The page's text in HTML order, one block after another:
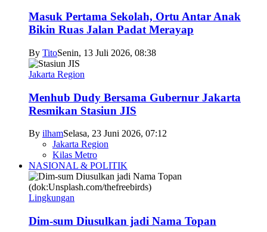
Masuk Pertama Sekolah, Ortu Antar Anak
Bikin Ruas Jalan Padat Merayap
By TitoSenin, 13 Juli 2026, 08:38
Jakarta Region
Menhub Dudy Bersama Gubernur Jakarta
Resmikan Stasiun JIS
By ilhamSelasa, 23 Juni 2026, 07:12
Jakarta Region
Kilas Metro
NASIONAL & POLITIK
Lingkungan
Dim-sum Diusulkan jadi Nama Topan